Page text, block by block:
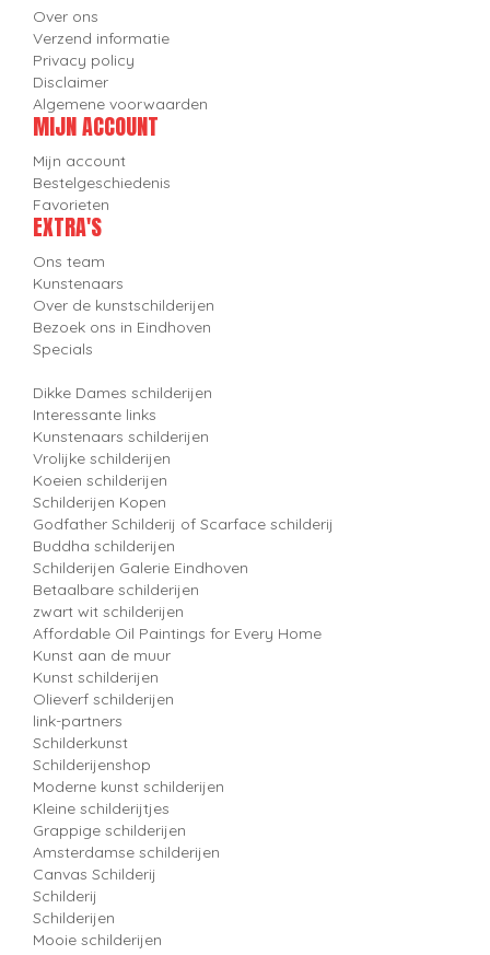
Over ons
Verzend informatie
Privacy policy
Disclaimer
Algemene voorwaarden
MIJN ACCOUNT
Mijn account
Bestelgeschiedenis
Favorieten
EXTRA'S
Ons team
Kunstenaars
Over de kunstschilderijen
Bezoek ons in Eindhoven
Specials
Dikke Dames schilderijen
Interessante links
Kunstenaars schilderijen
Vrolijke schilderijen
Koeien schilderijen
Schilderijen Kopen
Godfather Schilderij of Scarface schilderij
Buddha schilderijen
Schilderijen Galerie Eindhoven
Betaalbare schilderijen
zwart wit schilderijen
Affordable Oil Paintings for Every Home
Kunst aan de muur
Kunst schilderijen
Olieverf schilderijen
link-partners
Schilderkunst
Schilderijenshop
Moderne kunst schilderijen
Kleine schilderijtjes
Grappige schilderijen
Amsterdamse schilderijen
Canvas Schilderij
Schilderij
Schilderijen
Mooie schilderijen